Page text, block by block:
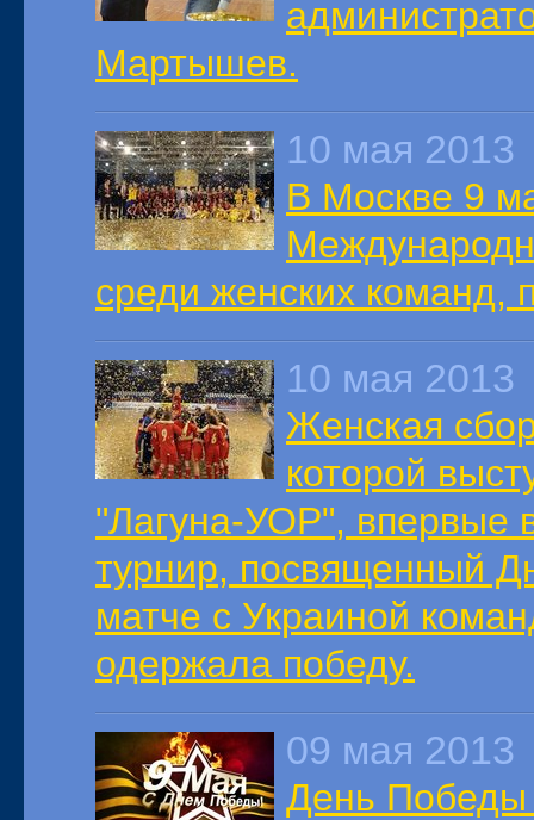
Мартышев.
10 мая 2013
В Москве 9
среди женских
10 мая 2013
Женская
которой
"Лагуна-УОР", впервые
турнир, посвященный
матче с Украиной
одержала победу.
09 мая 2013
День Победы